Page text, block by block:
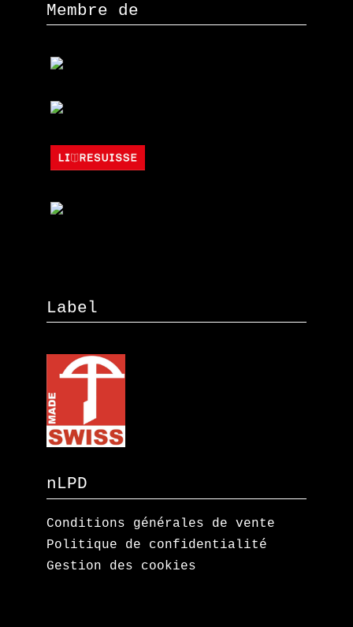
Membre de
Label
nLPD
Conditions générales de vente
Politique de confidentialité
Gestion des cookies